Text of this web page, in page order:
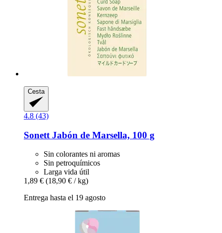
Cesta
4.8 (43)
Sonett Jabón de Marsella, 100 g
Sin colorantes ni aromas
Sin petroquímicos
Larga vida útil
1,89 € (18,90 € / kg)
Entrega hasta el 19 agosto